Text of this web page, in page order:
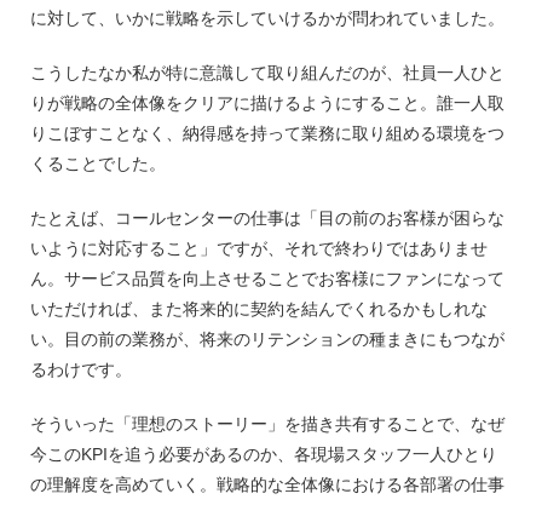
に対して、いかに戦略を示していけるかが問われていました。
こうしたなか私が特に意識して取り組んだのが、社員一人ひと
りが戦略の全体像をクリアに描けるようにすること。誰一人取
りこぼすことなく、納得感を持って業務に取り組める環境をつ
くることでした。
たとえば、コールセンターの仕事は「目の前のお客様が困らな
いように対応すること」ですが、​​それで終わりではありませ
ん。サービス品質を向上させることでお客様にファンになって
いただければ、また将来的に契約を結んでくれるかもしれな
い。目の前の業務が、将来のリテンションの種まきにもつなが
るわけです。
そういった「理想のストーリー」を描き共有することで、なぜ
今このKPIを追う必要があるのか、各現場スタッフ一人ひとり
の理解度を高めていく。戦略的な全体像における各部署の仕事